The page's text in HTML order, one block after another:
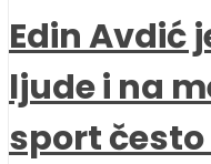
Edin Avdić
ljude i na
sport